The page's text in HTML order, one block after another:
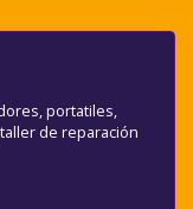
portatiles,
de reparación